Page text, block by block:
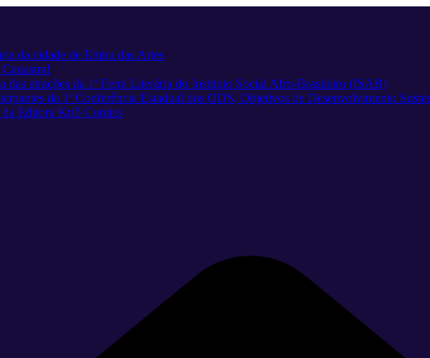
da cidade de Embu das Artes
atrações da 1ª Feira Literária do Instituto Social Afro-Brasileiro (ISAB)
da 1ª Conferência Estadual dos ODS, Objetivos de Desenvolvimento
Editora Kriô Comics